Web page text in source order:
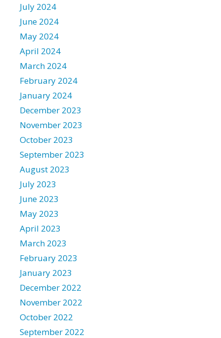
July 2024
June 2024
May 2024
April 2024
March 2024
February 2024
January 2024
December 2023
November 2023
October 2023
September 2023
August 2023
July 2023
June 2023
May 2023
April 2023
March 2023
February 2023
January 2023
December 2022
November 2022
October 2022
September 2022